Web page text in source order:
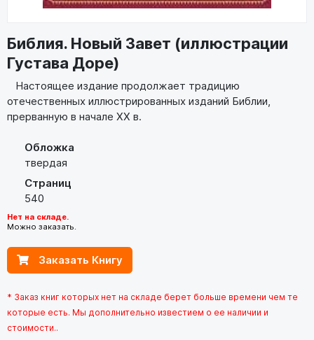
Библия. Новый Завет (иллюстрации
Густава Доре)
Настоящее издание продолжает традицию
отечественных иллюстрированных изданий Библии,
прерванную в начале XX в.
Обложка
твердая
Страниц
540
Нет на складе.
Можно заказать.
Заказать Книгу
* Заказ книг которых нет на складе берет больше времени чем те
которые есть. Мы дополнительно известием о ее наличии и
стоимости..